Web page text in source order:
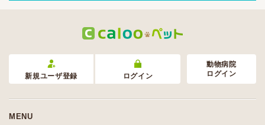
新規ユーザ登録 ログイン
動物病院
ログイン
MENU